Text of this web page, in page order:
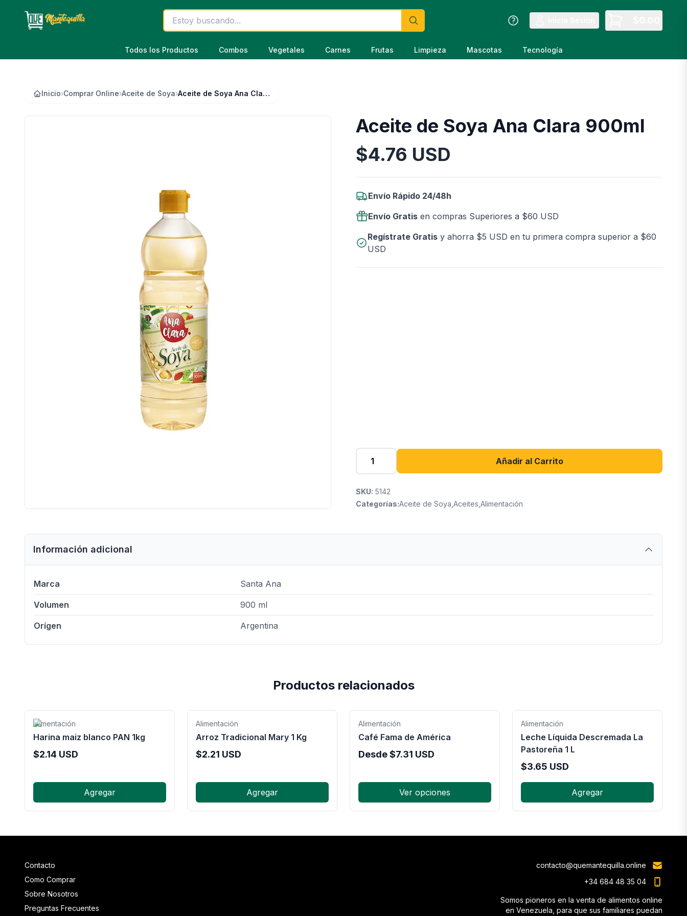
Todos los Productos Combos Vegetales Carnes Frutas Limpieza Mascotas Tecnología
Inicio›Comprar Online›Aceite de Soya› Aceite de Soya Ana Clara 900ml
Aceite de Soya Ana Clara 900ml
Información del Producto
$4.76 USD
Envío Rápido 24/48h
Envío Gratis en compras Superiores a $60 USD
Regístrate Gratisy ahorra $5 USD en tu primera compra superior a $60
USD
Añadir al Carrito
SKU: 5142
Categorías:Aceite de Soya Aceites Alimentación
Información adicional
Marca Santa Ana
Volumen 900 ml
Orígen Argentina
Productos relacionados
Alimentación
Harina maiz blanco PAN 1kg
$2.14 USD
Agregar
Alimentación
Arroz Tradicional Mary 1 Kg
$2.21 USD
Agregar
Alimentación
Café Fama de América
Desde$7.31 USD
Ver opciones
Alimentación
Leche Líquida Descremada La
Pastoreña 1 L
$3.65 USD
Agregar
Contacto
Como Comprar
Sobre Nosotros
Preguntas Frecuentes
contacto@quemantequilla.online
+34 684 48 35 04
Somos pioneros en la venta de alimentos online
en Venezuela, para que sus familiares puedan